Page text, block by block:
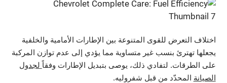
اختلاف التعرض للقوى المتنوعة بين الإطارات الأمامية والخلفية
يجعلها تهترئ بنسب غير متساوية مما يؤدي إلى عدم توازن المركبة
على الطرقات. لتفادي ذلك، يوصى بتبديل الإطارات وفقاً لجدول
الصيانةالمحدّد من قبل شفروليه.